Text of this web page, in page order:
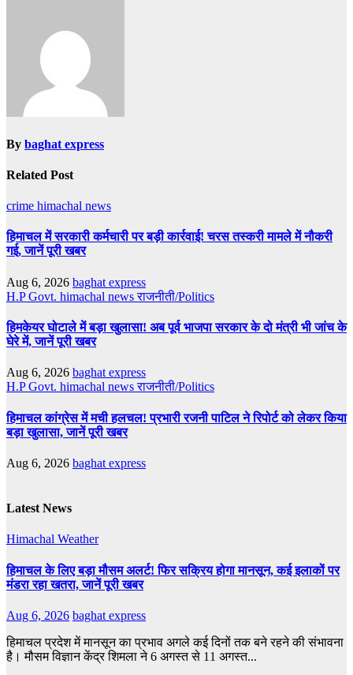
By baghat express
Related Post
crime himachal news
हिमाचल में सरकारी कर्मचारी पर बड़ी कार्रवाई! चरस तस्करी मामले में नौकरी
गई, जानें पूरी खबर
Aug 6, 2026 baghat express
H.P Govt. himachal newsराजनीती/Politics
हिमकेयर घोटाले में बड़ा खुलासा! अब पूर्व भाजपा सरकार के दो मंत्री भी जांच के
घेरे में, जानें पूरी खबर
Aug 6, 2026 baghat express
H.P Govt. himachal newsराजनीती/Politics
हिमाचल कांग्रेस में मची हलचल! प्रभारी रजनी पाटिल ने रिपोर्ट को लेकर किया
बड़ा खुलासा, जानें पूरी खबर
Aug 6, 2026 baghat express
Latest News
Himachal Weather
हिमाचल के लिए बड़ा मौसम अलर्ट! फिर सक्रिय होगा मानसून, कई इलाकों पर
मंडरा रहा खतरा, जानें पूरी खबर
Aug 6, 2026 baghat express
हिमाचल प्रदेश में मानसून का प्रभाव अगले कई दिनों तक बने रहने की संभावना
है। मौसम विज्ञान केंद्र शिमला ने 6 अगस्त से 11 अगस्त...